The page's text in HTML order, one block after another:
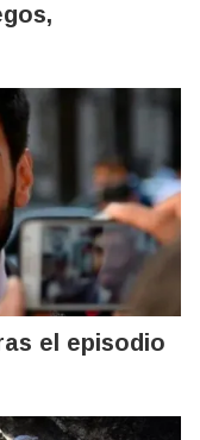
el episodio